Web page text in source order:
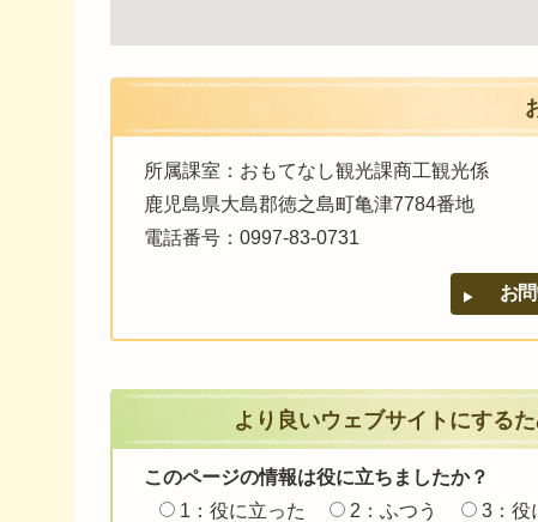
所属課室：おもてなし観光課商工観光係
鹿児島県大島郡徳之島町亀津7784番地
電話番号：0997-83-0731
より良いウェブサイトにする
このページの情報は役に立ちましたか？
1：役に立った
2：ふつう 3：役